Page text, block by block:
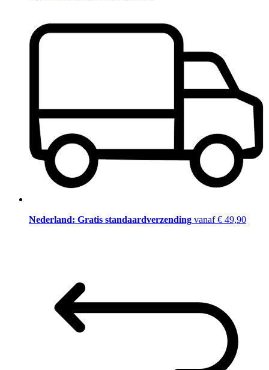
Nederland: Gratis standaardverzending vanaf € 49,90